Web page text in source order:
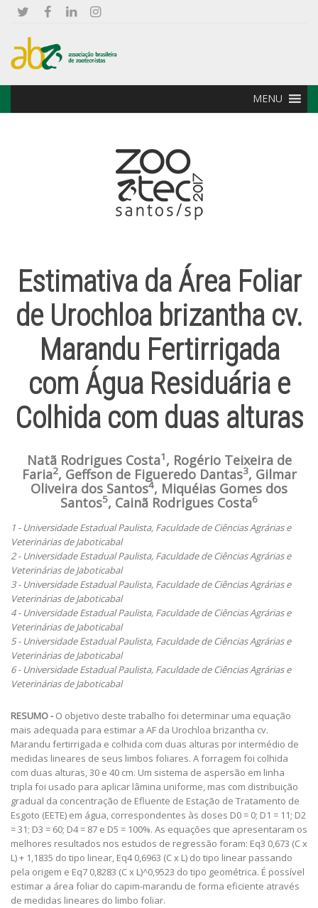
MENU
Estimativa da Área Foliar
de Urochloa brizantha cv.
Marandu Fertirrigada
com Água Residuária e
Colhida com duas alturas
Natã Rodrigues Costa1, Rogério Teixeira de
Faria2, Geffson de Figueredo Dantas3, Gilmar
Oliveira dos Santos4, Miquéias Gomes dos
Santos5, Cainã Rodrigues Costa6
1 - Universidade Estadual Paulista, Faculdade de Ciências Agrárias e
Veterinárias de Jaboticabal
2 - Universidade Estadual Paulista, Faculdade de Ciências Agrárias e
Veterinárias de Jaboticabal
3 - Universidade Estadual Paulista, Faculdade de Ciências Agrárias e
Veterinárias de Jaboticabal
4 - Universidade Estadual Paulista, Faculdade de Ciências Agrárias e
Veterinárias de Jaboticabal
5 - Universidade Estadual Paulista, Faculdade de Ciências Agrárias e
Veterinárias de Jaboticabal
6 - Universidade Estadual Paulista, Faculdade de Ciências Agrárias e
Veterinárias de Jaboticabal
RESUMO -O objetivo deste trabalho foi determinar uma equação
mais adequada para estimar a AF da Urochloa brizantha cv.
Marandu fertirrigada e colhida com duas alturas por intermédio de
medidas lineares de seus limbos foliares. A forragem foi colhida
com duas alturas, 30 e 40 cm. Um sistema de aspersão em linha
tripla foi usado para aplicar lâmina uniforme, mas com distribuição
gradual da concentração de Efluente de Estação de Tratamento de
Esgoto (EETE) em água, correspondentes às doses D0 = 0; D1 = 11; D2
= 31; D3 = 60; D4 = 87 e D5 = 100%. As equações que apresentaram os
melhores resultados nos estudos de regressão foram: Eq3 0,673 (C x
L) + 1,1835 do tipo linear, Eq4 0,6963 (C x L) do tipo linear passando
pela origem e Eq7 0,8283 (C x L)^0,9523 do tipo geométrica. É possível
estimar a área foliar do capim-marandu de forma eficiente através
de medidas lineares do limbo foliar.